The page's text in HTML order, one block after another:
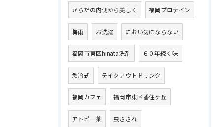
からだの内側から美しく 福岡プロテイン
梅雨 お洗濯 におい気にならない
福岡市東区hinata洗剤 ６０年続く味
急冷式 テイクアウトドリンク
福岡カフェ 福岡市東区香住ヶ丘
アトピー薬 虫さされ